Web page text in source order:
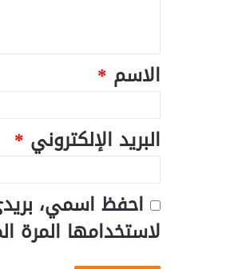
الاسم *
البريد الإلكتروني *
احفظ اسمي،
لاستخدامها المرة